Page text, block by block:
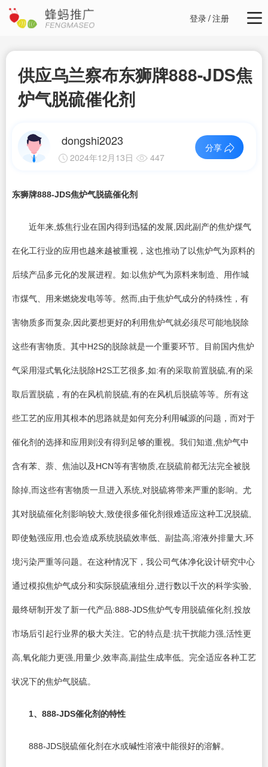
登录/注册
供应乌兰察布东狮牌888-JDS焦
炉气脱硫催化剂
dongshi2023
2024年12月13日 447
分享
东狮牌888-JDS焦炉气脱硫催化剂
近年来,炼焦行业在国内得到迅猛的发展,因此副产的焦炉煤气
在化工行业的应用也越来越被重视，这也推动了以焦炉气为原料的
后续产品多元化的发展进程。如:以焦炉气为原料来制造、用作城
市煤气、用来燃烧发电等等。然而,由于焦炉气成分的特殊性，有
害物质多而复杂,因此要想更好的利用焦炉气就必须尽可能地脱除
这些有害物质。其中H2S的脱除就是一个重要环节。目前国内焦炉
气采用湿式氧化法脱除H2S工艺很多,如:有的采取前置脱硫,有的采
取后置脱硫，有的在风机前脱硫,有的在风机后脱硫等等。所有这
些工艺的应用其根本的思路就是如何充分利用碱源的问题，而对于
催化剂的选择和应用则没有得到足够的重视。我们知道,焦炉气中
含有苯、萘、焦油以及HCN等有害物质,在脱硫前都无法完全被脱
除掉,而这些有害物质一旦进入系统,对脱硫将带来严重的影响。尤
其对脱硫催化剂影响较大,致使很多催化剂很难适应这种工况脱硫,
即使勉强应用,也会造成系统脱硫效率低、副盐高,溶液外排量大,环
境污染严重等问题。在这种情况下，我公司气体净化设计研究中心
通过模拟焦炉气成分和实际脱硫液组分,进行数以千次的科学实验,
最终研制开发了新一代产品:888-JDS焦炉气专用脱硫催化剂,投放
市场后引起行业界的极大关注。它的特点是:抗干扰能力强,活性更
高,氧化能力更强,用量少,效率高,副盐生成率低。完全适应各种工艺
状况下的焦炉气脱硫。
1、888-JDS催化剂的特性
888-JDS脱硫催化剂在水或碱性溶液中能很好的溶解。